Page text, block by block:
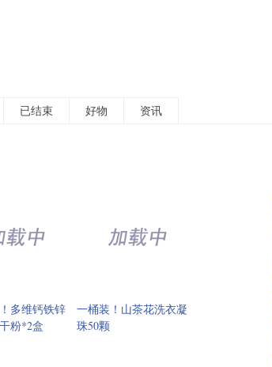
已结束 好物 资讯
多维钙铁锌
粉*2盒
一桶装！山茶花洗衣凝
珠50颗